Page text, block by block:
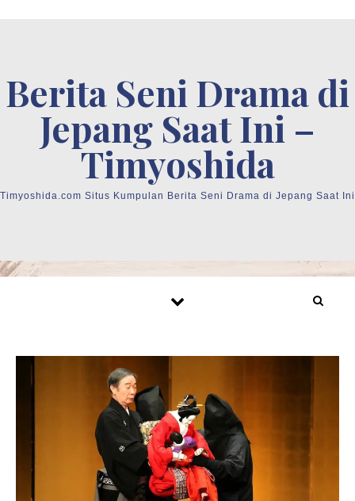
Berita Seni Drama di
Jepang Saat Ini –
Timyoshida
Timyoshida.com Situs Kumpulan Berita Seni Drama di Jepang Saat Ini